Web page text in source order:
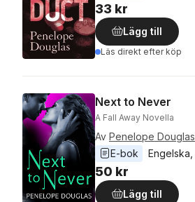
33 kr
Lägg till
Läs direkt efter köp
Next to Never
A Fall Away Novella
Av Penelope Douglas
E-bok
Engelska
50 kr
Lägg till